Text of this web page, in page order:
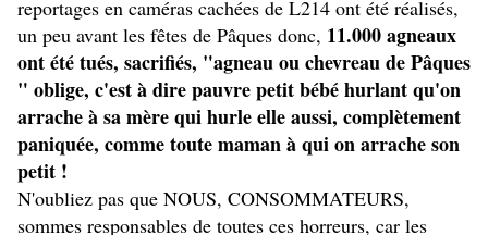
reportages en caméras cachées de L214 ont été réalisés,
un peu avant les fêtes de Pâques donc, 11.000 agneaux
ont été tués, sacrifiés, "agneau ou chevreau de Pâques
" oblige, c'est à dire pauvre petit bébé hurlant qu'on
arrache à sa mère qui hurle elle aussi, complètement
paniquée, comme toute maman à qui on arrache son
petit !
N'oubliez pas que NOUS, CONSOMMATEURS,
sommes responsables de toutes ces horreurs, car les